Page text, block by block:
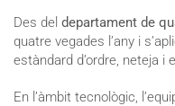
Des del departament de
quatre vegades l’any i
estàndard d’ordre, neteja i
En l’àmbit tecnològic,